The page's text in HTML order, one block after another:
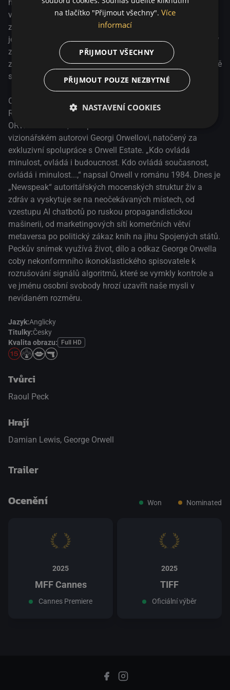
hluboko do Orwellových posledních měsíců a
vizionářského díla, aby prozkoumal kořeny zásadních a
znepokojivých konceptů, které tento autor odhalil světu v
jeho dystopické mistrovské práci... Dvojsmysl, Myšlenkový
zločin, Newspeak, všudypřítomný přízrak Velkého bratra...
znepokojivé socio-politické pravdy, které dnes rezonují ještě
silněji.
Od oscarového nominanta a držitele ceny BAFTA, režiséra
Raoula Pecka (Nejsem žádnej tvůj negr), pochází film
ORWELL: 2+2=5, komplexní celovečerní dokument o
vizionářském autorovi Georgi Orwellovi, natočený za
exkluzivní spolupráce s Orwell Estate. „Kdo ovládá
minulost, ovládá i budoucnost. Kdo ovládá současnost,
ovládá i minulost...,“ napsal Orwell v románu 1984. Dnes je
„Newspeak“ autoritářských mocenských struktur živ a
zdráv a vyskytuje se na neočekávaných místech, od
vzestupu AI chatbotů po ruskou propagandistickou
mašinerii, od marketingových sítí komerčních větví
metaversa po politický zákaz knih na jihu Spojených států.
Peckův snímek využívá život, dílo a odkaz George Orwella
coby nekonformního ikonoklastického spisovatele k
rozrušování signálů algoritmů, které se vymkly kontrole a
ve jménu osobní svobody hrozí uzavřít naše mysli v
nevídaném rozměru.
Jazyk:Anglicky
Titulky:Česky
Kvalita obrazu:
Full HD
Tvůrci
Raoul Peck
Hrají
Damian Lewis, George Orwell
Trailer
přepnout na HTML5 přehrávač
Ocenění Won Nominated
2025
MFF Cannes
Cannes Premiere
2025
TIFF
Oficiální výběr
na tlačítko "Přijmout všechny". Více
informací
PŘIJMOUT VŠECHNY
PŘIJMOUT POUZE NEZBYTNÉ
NASTAVENÍ COOKIES